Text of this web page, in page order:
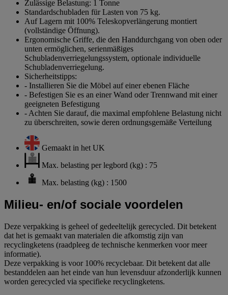
Zulässige Belastung: 1 Tonne
Standardschubladen für Lasten von 75 kg.
Auf Lagern mit 100% Teleskopverlängerung montiert
(vollständige Öffnung).
Ergonomische Griffe, die den Handdurchgang von oben oder
unten ermöglichen, serienmäßiges
Schubladenverriegelungssystem, optionale individuelle
Schubladenverriegelung.
Sicherheitstipps:
- Installieren Sie die Möbel auf einer ebenen Fläche
- Befestigen Sie es an einer Wand oder Trennwand mit einer
geeigneten Befestigung
- Achten Sie darauf, die maximal empfohlene Belastung nicht
zu überschreiten, sowie deren ordnungsgemäße Verteilung
Gemaakt in het UK
Max. belasting per legbord (kg) : 75
Max. belasting (kg) : 1500
Milieu- en/of sociale voordelen
Deze verpakking is geheel of gedeeltelijk gerecycled. Dit betekent
dat het is gemaakt van materialen die afkomstig zijn van
recyclingketens (raadpleeg de technische kenmerken voor meer
informatie).
Deze verpakking is voor 100% recyclebaar. Dit betekent dat alle
bestanddelen aan het einde van hun levensduur afzonderlijk kunnen
worden gerecycled via specifieke recyclingketens.